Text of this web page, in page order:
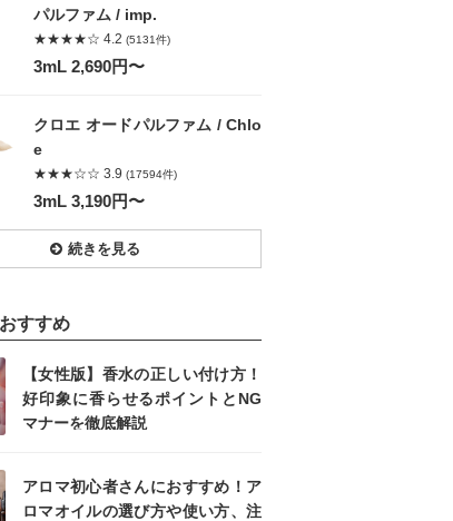
パルファム / imp.
★★★★☆ 4.2 (5131件)
3mL 2,690円〜
クロエ オードパルファム / Chlo
e
★★★☆☆ 3.9 (17594件)
3mL 3,190円〜
続きを見る
すすめ
【女性版】香水の正しい付け方！
好印象に香らせるポイントとNG
マナーを徹底解説
アロマ初心者さんにおすすめ！ア
ロマオイルの選び方や使い方、注